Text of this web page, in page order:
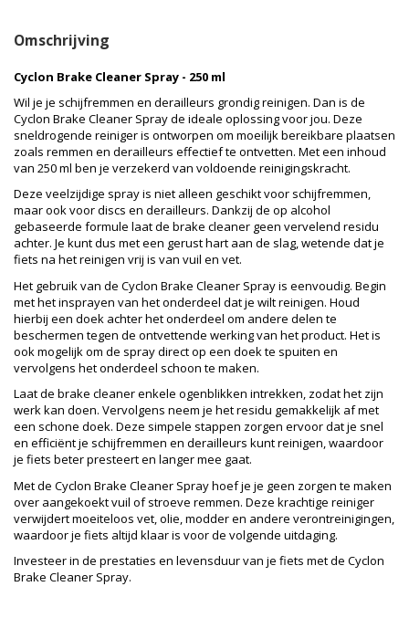
Omschrijving
Cyclon Brake Cleaner Spray - 250 ml
Wil je je schijfremmen en derailleurs grondig reinigen. Dan is de
Cyclon Brake Cleaner Spray de ideale oplossing voor jou. Deze
sneldrogende reiniger is ontworpen om moeilijk bereikbare plaatsen
zoals remmen en derailleurs effectief te ontvetten. Met een inhoud
van 250 ml ben je verzekerd van voldoende reinigingskracht.
Deze veelzijdige spray is niet alleen geschikt voor schijfremmen,
maar ook voor discs en derailleurs. Dankzij de op alcohol
gebaseerde formule laat de brake cleaner geen vervelend residu
achter. Je kunt dus met een gerust hart aan de slag, wetende dat je
fiets na het reinigen vrij is van vuil en vet.
Het gebruik van de Cyclon Brake Cleaner Spray is eenvoudig. Begin
met het insprayen van het onderdeel dat je wilt reinigen. Houd
hierbij een doek achter het onderdeel om andere delen te
beschermen tegen de ontvettende werking van het product. Het is
ook mogelijk om de spray direct op een doek te spuiten en
vervolgens het onderdeel schoon te maken.
Laat de brake cleaner enkele ogenblikken intrekken, zodat het zijn
werk kan doen. Vervolgens neem je het residu gemakkelijk af met
een schone doek. Deze simpele stappen zorgen ervoor dat je snel
en efficiënt je schijfremmen en derailleurs kunt reinigen, waardoor
je fiets beter presteert en langer mee gaat.
Met de Cyclon Brake Cleaner Spray hoef je je geen zorgen te maken
over aangekoekt vuil of stroeve remmen. Deze krachtige reiniger
verwijdert moeiteloos vet, olie, modder en andere verontreinigingen,
waardoor je fiets altijd klaar is voor de volgende uitdaging.
Investeer in de prestaties en levensduur van je fiets met de Cyclon
Brake Cleaner Spray.